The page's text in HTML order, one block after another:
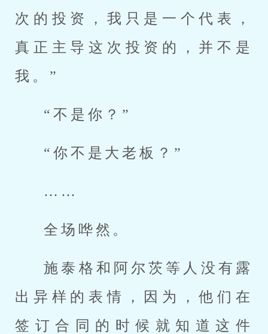
次的投资，我只是一个代表，
真正主导这次投资的，并不是
我。”
“不是你？”
“你不是大老板？”
……
全场哗然。
施泰格和阿尔茨等人没有露
出异样的表情，因为，他们在
签订合同的时候就知道这件